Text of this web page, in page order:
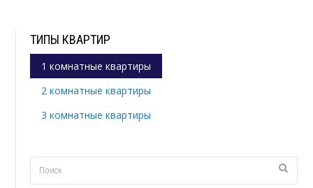
ТИПЫ КВАРТИР
1 комнатные квартиры
2 комнатные квартиры
3 комнатные квартиры